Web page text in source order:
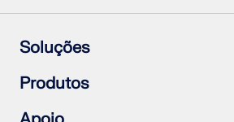
Soluções
Estruturas de betão armado
Estruturas de aço
Estruturas de madeira
Produtos
RFEM 6